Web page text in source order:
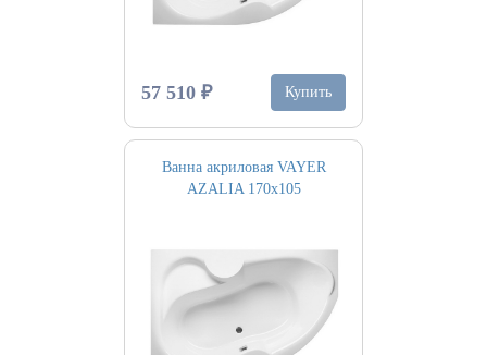
57 510 ₽ Купить
Ванна акриловая VAYER
AZALIA 170х105